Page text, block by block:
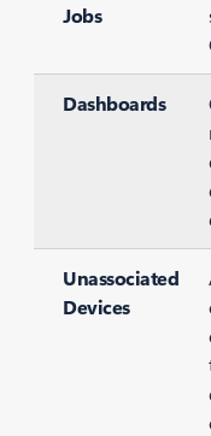
Jobs
Dashboards
Unassociated
Devices